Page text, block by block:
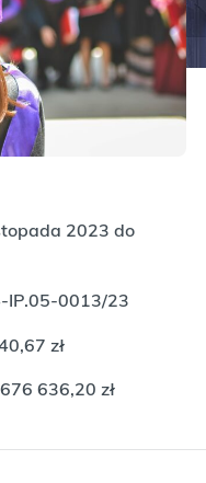
2023 do
IP.05-0013/23
zł
636,20 zł